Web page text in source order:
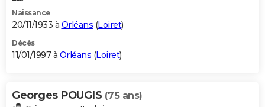
Naissance
20/11/1933 à Orléans (Loiret)
Décès
11/01/1997 à Orléans (Loiret)
Georges POUGIS (75 ans)